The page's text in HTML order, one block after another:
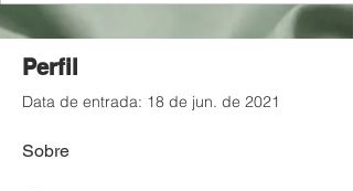
Perfil
Data de entrada: 18 de jun. de 2021
Sobre